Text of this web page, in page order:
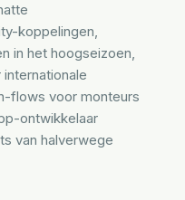
koppelingen,
in het hoogseizoen,
flows voor monteurs
ontwikkelaar
van halverwege